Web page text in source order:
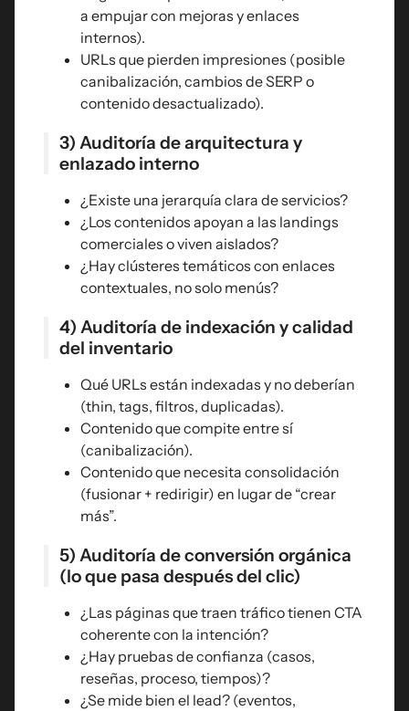
a empujar con mejoras y enlaces
internos).
URLs que pierden impresiones (posible
canibalización, cambios de SERP o
contenido desactualizado).
3) Auditoría de arquitectura y
enlazado interno
¿Existe una jerarquía clara de servicios?
¿Los contenidos apoyan a las landings
comerciales o viven aislados?
¿Hay clústeres temáticos con enlaces
contextuales, no solo menús?
4) Auditoría de indexación y calidad
del inventario
Qué URLs están indexadas y no deberían
(thin, tags, filtros, duplicadas).
Contenido que compite entre sí
(canibalización).
Contenido que necesita consolidación
(fusionar + redirigir) en lugar de “crear
más”.
5) Auditoría de conversión orgánica
(lo que pasa después del clic)
¿Las páginas que traen tráfico tienen CTA
coherente con la intención?
¿Hay pruebas de confianza (casos,
reseñas, proceso, tiempos)?
¿Se mide bien el lead? (eventos,